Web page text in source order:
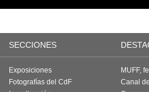
SECCIONES
Exposiciones
Fotografías del CdF
MUFF,
Canal